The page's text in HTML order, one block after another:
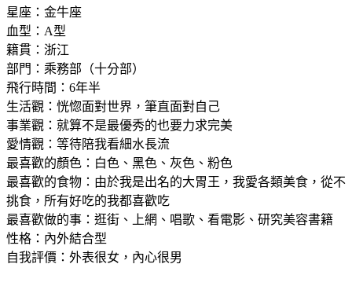
星座：金牛座
血型：A型
籍貫：浙江
部門：乘務部（十分部）
飛行時間：6年半
生活觀：恍惚面對世界，筆直面對自己
事業觀：就算不是最優秀的也要力求完美
愛情觀：等待陪我看細水長流
最喜歡的顏色：白色、黑色、灰色、粉色
最喜歡的食物：由於我是出名的大胃王，我愛各類美食，從不
挑食，所有好吃的我都喜歡吃
最喜歡做的事：逛街、上網、唱歌、看電影、研究美容書籍
性格：內外結合型
自我評價：外表很女，內心很男